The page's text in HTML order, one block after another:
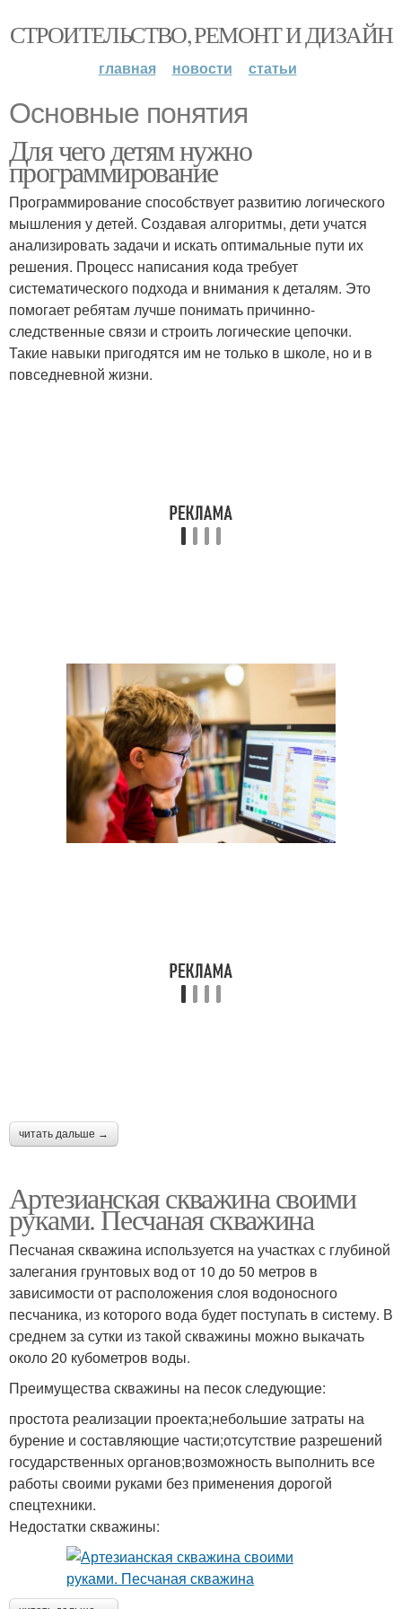
СТРОИТЕЛЬСТВО, РЕМОНТ И ДИЗАЙН
главная новости статьи
Основные понятия
Для чего детям нужно
программирование
Программирование способствует развитию логического
мышления у детей. Создавая алгоритмы, дети учатся
анализировать задачи и искать оптимальные пути их
решения. Процесс написания кода требует
систематического подхода и внимания к деталям. Это
помогает ребятам лучше понимать причинно-
следственные связи и строить логические цепочки.
Такие навыки пригодятся им не только в школе, но и в
повседневной жизни.
читать дальше →
Артезианская скважина своими
руками. Песчаная скважина
Песчаная скважина используется на участках с глубиной
залегания грунтовых вод от 10 до 50 метров в
зависимости от расположения слоя водоносного
песчаника, из которого вода будет поступать в систему. В
среднем за сутки из такой скважины можно выкачать
около 20 кубометров воды.
Преимущества скважины на песок следующие:
простота реализации проекта;небольшие затраты на
бурение и составляющие части;отсутствие разрешений
государственных органов;возможность выполнить все
работы своими руками без применения дорогой
спецтехники.
Недостатки скважины: